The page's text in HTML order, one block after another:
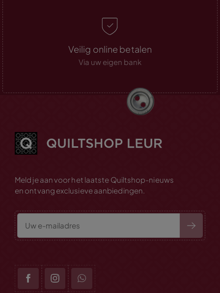
Veilig online betalen
Via uw eigen bank
Meld je aan voor het laatste Quiltshop-nieuws
en ontvang exclusieve aanbiedingen.